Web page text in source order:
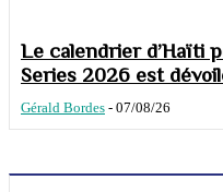
Le calendrier d’Haïti
Series 2026 est
Gérald Bordes - 07/08/26